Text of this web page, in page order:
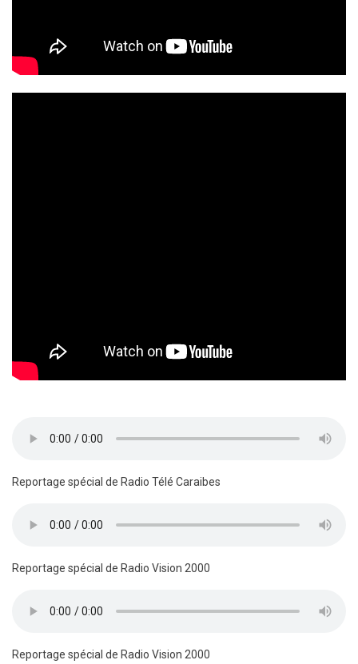
Reportage spécial de Radio Télé Caraibes
Reportage spécial de Radio Vision 2000
Reportage spécial de Radio Vision 2000